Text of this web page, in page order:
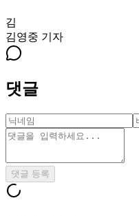
김
김영중 기자
댓글
댓글 등록